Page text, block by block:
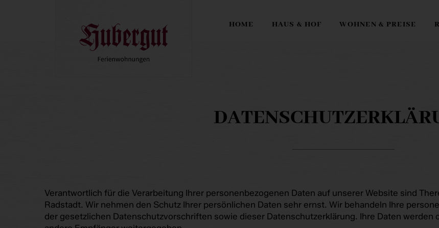
HOME HAUS & HOF WOHNEN & PREISE
Verantwortlich für die Verarbeitung Ihrer personenbezogenen Daten auf unserer Website sind
Radstadt. Wir nehmen den Schutz Ihrer persönlichen Daten sehr ernst. Wir behandeln Ihre
der gesetzlichen Datenschutzvorschriften sowie dieser Datenschutzerklärung. Ihre Daten werden